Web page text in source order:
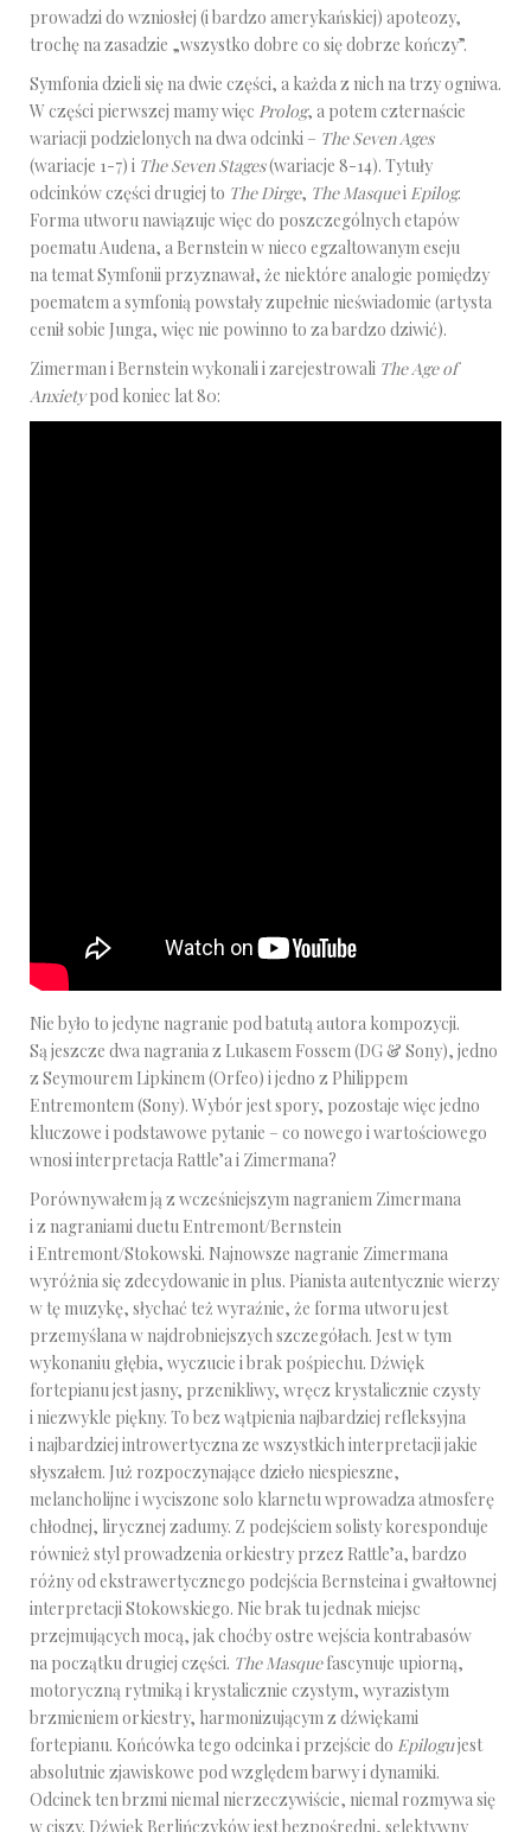
prowadzi do wzniosłej (i bardzo amerykańskiej) apoteozy,
trochę na zasadzie „wszystko dobre co się dobrze kończy”.
Symfonia dzieli się na dwie części, a każda z nich na trzy ogniwa.
W części pierwszej mamy więc Prolog, a potem czternaście
wariacji podzielonych na dwa odcinki – The Seven Ages
(wariacje 1-7) i The Seven Stages(wariacje 8-14). Tytuły
odcinków części drugiej to The Dirge, The Masquei Epilog.
Forma utworu nawiązuje więc do poszczególnych etapów
poematu Audena, a Bernstein w nieco egzaltowanym eseju
na temat Symfonii przyznawał, że niektóre analogie pomiędzy
poematem a symfonią powstały zupełnie nieświadomie (artysta
cenił sobie Junga, więc nie powinno to za bardzo dziwić).
Zimerman i Bernstein wykonali i zarejestrowali The Age of
Anxietypod koniec lat 80:
Nie było to jedyne nagranie pod batutą autora kompozycji.
Są jeszcze dwa nagrania z Lukasem Fossem (DG & Sony), jedno
z Seymourem Lipkinem (Orfeo) i jedno z Philippem
Entremontem (Sony). Wybór jest spory, pozostaje więc jedno
kluczowe i podstawowe pytanie – co nowego i wartościowego
wnosi interpretacja Rattle’a i Zimermana?
Porównywałem ją z wcześniejszym nagraniem Zimermana
i z nagraniami duetu Entremont/Bernstein
i Entremont/Stokowski. Najnowsze nagranie Zimermana
wyróżnia się zdecydowanie in plus. Pianista autentycznie wierzy
w tę muzykę, słychać też wyraźnie, że forma utworu jest
przemyślana w najdrobniejszych szczegółach. Jest w tym
wykonaniu głębia, wyczucie i brak pośpiechu. Dźwięk
fortepianu jest jasny, przenikliwy, wręcz krystalicznie czysty
i niezwykle piękny. To bez wątpienia najbardziej refleksyjna
i najbardziej introwertyczna ze wszystkich interpretacji jakie
słyszałem. Już rozpoczynające dzieło niespieszne,
melancholijne i wyciszone solo klarnetu wprowadza atmosferę
chłodnej, lirycznej zadumy. Z podejściem solisty koresponduje
również styl prowadzenia orkiestry przez Rattle’a, bardzo
różny od ekstrawertycznego podejścia Bernsteina i gwałtownej
interpretacji Stokowskiego. Nie brak tu jednak miejsc
przejmujących mocą, jak choćby ostre wejścia kontrabasów
na początku drugiej części. The Masquefascynuje upiorną,
motoryczną rytmiką i krystalicznie czystym, wyrazistym
brzmieniem orkiestry, harmonizującym z dźwiękami
fortepianu. Końcówka tego odcinka i przejście do Epilogujest
absolutnie zjawiskowe pod względem barwy i dynamiki.
Odcinek ten brzmi niemal nierzeczywiście, niemal rozmywa się
w ciszy. Dźwięk Berlińczyków jest bezpośredni, selektywny